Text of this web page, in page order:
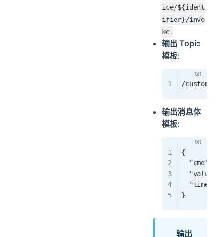
ice/${ident
ifier}/invo
ke
输出 Topic
模板:
/custom/
输出消息体
模板:
{
"cmd":
}
输出